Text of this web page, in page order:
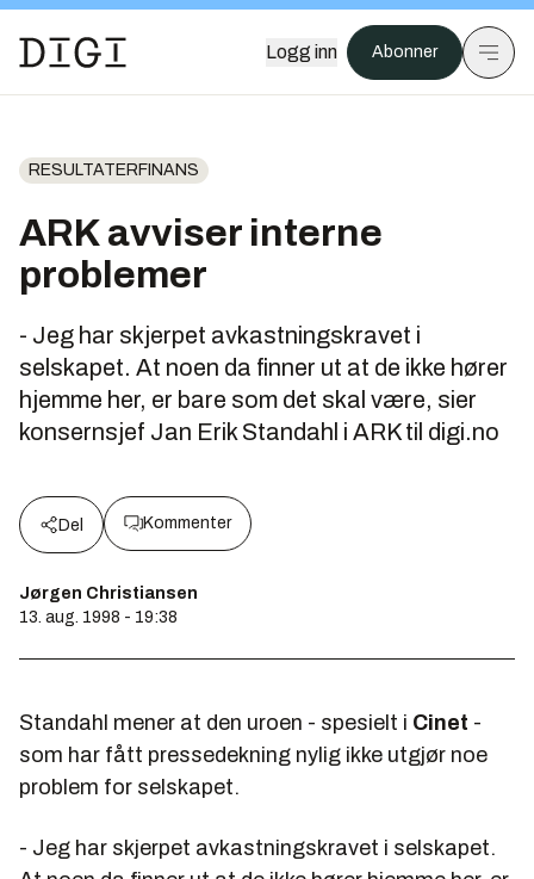
Logg inn Abonner
RESULTATERFINANS
ARK avviser interne
problemer
- Jeg har skjerpet avkastningskravet i
selskapet. At noen da finner ut at de ikke hører
hjemme her, er bare som det skal være, sier
konsernsjef Jan Erik Standahl i ARK til digi.no
Del Kommenter
Jørgen Christiansen
13. aug. 1998 - 19:38
Standahl mener at den uroen - spesielt i Cinet -
som har fått pressedekning nylig ikke utgjør noe
problem for selskapet.
- Jeg har skjerpet avkastningskravet i selskapet.